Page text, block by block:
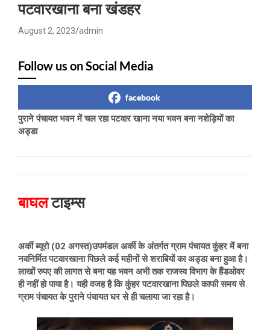
पटवारखाना बना खंडहर
August 2, 2023 admin
Follow us on Social Media
facebook
पुराने पंचायत भवन में चल रहा पटवार खाना नया भवन बना नशेड़ियों का
अड्डा
बाघलटाइम्स
अर्की ब्यूरो (02 अगस्त)उपमंडल अर्की के अंतर्गत ग्राम पंचायत कुंहर में बना
नवनिर्मित पटवारखाना पिछले कई महीनों से शराबियों का अड्डा बना हुआ है।
लाखों रुपए की लागत से बना यह भवन अभी तक राजस्व विभाग के हैंडओवर
ही नहीं हो पाया है। यही वजह है कि कुंहर पटवारखाना पिछले काफी समय से
ग्राम पंचायत के पुराने पंचायत घर से ही चलाया जा रहा है।